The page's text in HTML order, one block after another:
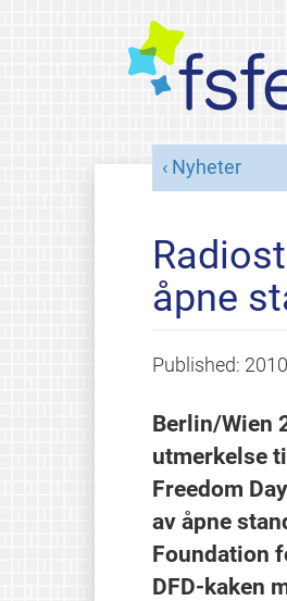
Nyheter
åpne
Published:
Berlin/Wien
utmerkelse
Freedom
av åpne
Foundation
DFD-kaken